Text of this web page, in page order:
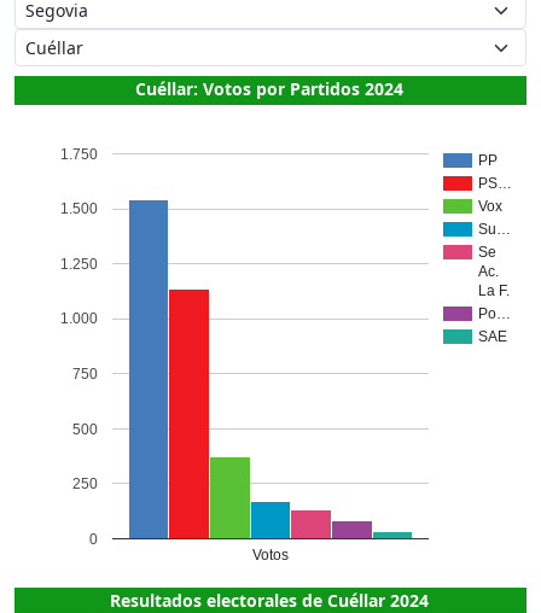
Cuéllar: Votos por Partidos 2024
PP
PS…
Vox
Su…
Se
Ac.
La F.
Po…
SAE
Votos
0
250
500
750
1.000
1.250
1.500
1.750
Resultados electorales de Cuéllar 2024